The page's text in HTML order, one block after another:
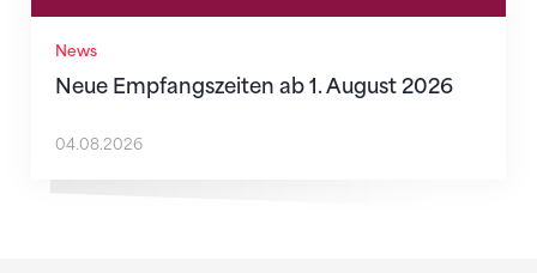
News
Neue Empfangszeiten ab 1. August 2026
04.08.2026